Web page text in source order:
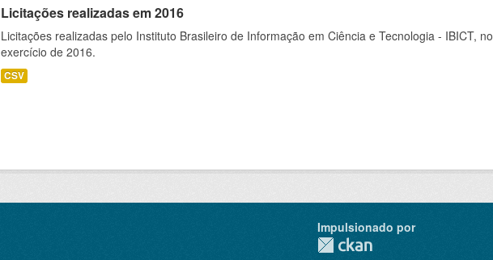
Licitações realizadas em 2016
Licitações realizadas pelo Instituto Brasileiro de Informação em Ciência e Tecnologia - IBICT, no
exercício de 2016.
CSV
Impulsionado por